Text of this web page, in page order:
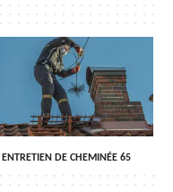
ENTRETIEN DE CHEMINÉE 65